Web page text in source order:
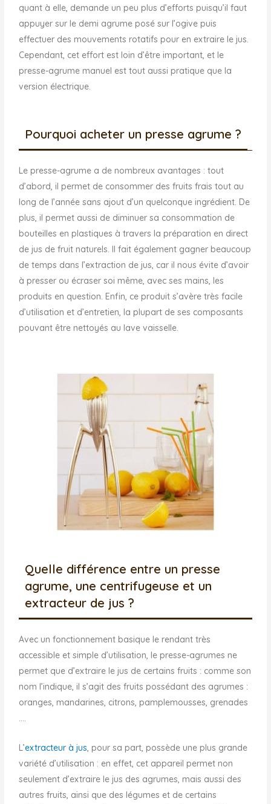
quant à elle, demande un peu plus d’efforts puisqu’il faut
appuyer sur le demi agrume posé sur l’ogive puis
effectuer des mouvements rotatifs pour en extraire le jus.
Cependant, cet effort est loin d’être important, et le
presse-agrume manuel est tout aussi pratique que la
version électrique.
Pourquoi acheter un presse agrume ?
Le presse-agrume a de nombreux avantages : tout
d’abord, il permet de consommer des fruits frais tout au
long de l’année sans ajout d’un quelconque ingrédient. De
plus, il permet aussi de diminuer sa consommation de
bouteilles en plastiques à travers la préparation en direct
de jus de fruit naturels. Il fait également gagner beaucoup
de temps dans l’extraction de jus, car il nous évite d’avoir
à presser ou écraser soi même, avec ses mains, les
produits en question. Enfin, ce produit s’avère très facile
d’utilisation et d’entretien, la plupart de ses composants
pouvant être nettoyés au lave vaisselle.
Quelle différence entre un presse
agrume, une centrifugeuse et un
extracteur de jus ?
Avec un fonctionnement basique le rendant très
accessible et simple d’utilisation, le presse-agrumes ne
permet que d’extraire le jus de certains fruits : comme son
nom l’indique, il s’agit des fruits possédant des agrumes :
oranges, mandarines, citrons, pamplemousses, grenades
….
L’extracteur à jus, pour sa part, possède une plus grande
variété d’utilisation : en effet, cet appareil permet non
seulement d’extraire le jus des agrumes, mais aussi des
autres fruits, ainsi que des légumes et de certains